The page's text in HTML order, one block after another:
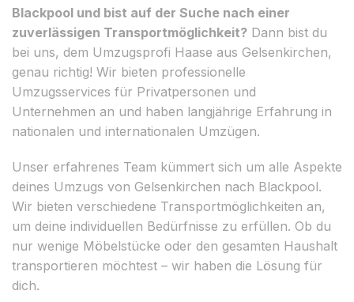
Blackpool und bist auf der Suche nach einer
zuverlässigen Transportmöglichkeit? Dann bist du
bei uns, dem Umzugsprofi Haase aus Gelsenkirchen,
genau richtig! Wir bieten professionelle
Umzugsservices für Privatpersonen und
Unternehmen an und haben langjährige Erfahrung in
nationalen und internationalen Umzügen.
Unser erfahrenes Team kümmert sich um alle Aspekte
deines Umzugs von Gelsenkirchen nach Blackpool.
Wir bieten verschiedene Transportmöglichkeiten an,
um deine individuellen Bedürfnisse zu erfüllen. Ob du
nur wenige Möbelstücke oder den gesamten Haushalt
transportieren möchtest – wir haben die Lösung für
dich.